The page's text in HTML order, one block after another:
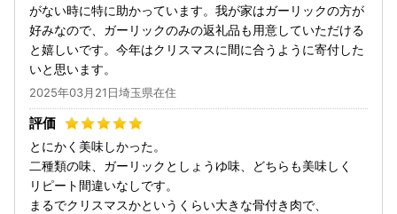
がない時に特に助かっています。我が家はガーリックの方が
好みなので、ガーリックのみの返礼品も用意していただける
と嬉しいです。今年はクリスマスに間に合うように寄付した
いと思います。
2025年03月21日埼玉県在住
とにかく美味しかった。
二種類の味、ガーリックとしょうゆ味、どちらも美味しく
リピート間違いなしです。
まるでクリスマスかというくらい大きな骨付き肉で、